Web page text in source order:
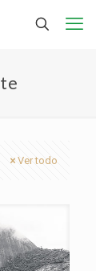
Ver todo